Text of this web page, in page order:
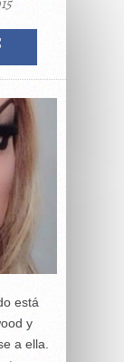
está
y
a ella.